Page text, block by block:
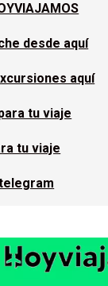
desde aquí
aquí
tu viaje
tu viaje